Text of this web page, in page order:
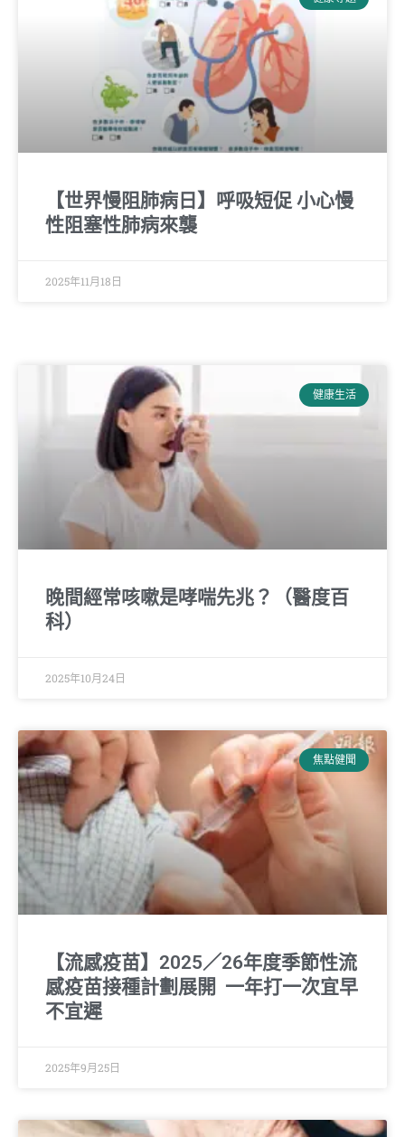
【世界慢阻肺病日】呼吸短促 小心慢
性阻塞性肺病來襲
2025年11月18日
健康生活
晚間經常咳嗽是哮喘先兆？（醫度百
科）
2025年10月24日
焦點健聞
【流感疫苗】2025／26年度季節性流
感疫苗接種計劃展開 一年打一次宜早
不宜遲
2025年9月25日